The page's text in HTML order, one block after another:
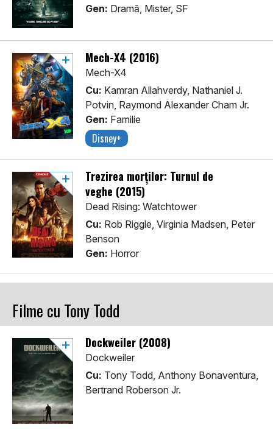
Gen: Dramă, Mister, SF
Mech-X4 (2016)
Mech-X4
Cu: Kamran Allahverdy, Nathaniel J.
Potvin, Raymond Alexander Cham Jr.
Gen: Familie
Disney+
Trezirea morților: Turnul de
veghe (2015)
Dead Rising: Watchtower
Cu: Rob Riggle, Virginia Madsen, Peter
Benson
Gen: Horror
Filme cu Tony Todd
Dockweiler (2008)
Dockweiler
Cu: Tony Todd, Anthony Bonaventura,
Bertrand Roberson Jr.